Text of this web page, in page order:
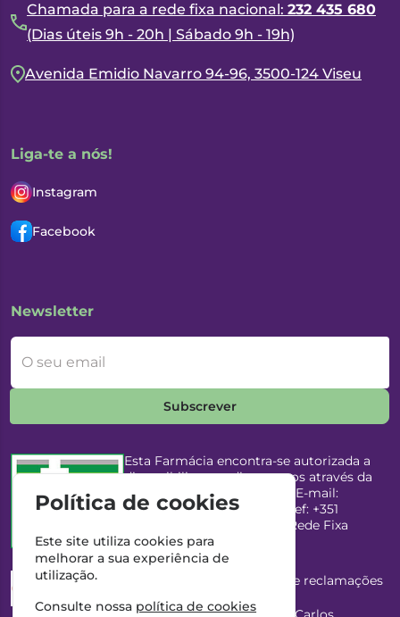
Chamada para a rede fixa nacional: 232 435 680
(Dias úteis 9h - 20h | Sábado 9h - 19h)
Avenida Emidio Navarro 94-96, 3500-124 Viseu
Liga-te a nós!
Instagram
Facebook
Newsletter
O seu email
Subscrever
Esta Farmácia encontra-se autorizada a
disponibilizar medicamentos através da
Internet, pelo Infarmed, I.P. E-mail:
infarmed@infarmed.pt
| Telef: +351
217987100 (Chamada para Rede Fixa
Nacional)
Esta Farmácia dispõe de livro de reclamações
Política de cookies
Este site utiliza cookies para
melhorar a sua experiência de
utilização.
Consulte nossa política de cookies